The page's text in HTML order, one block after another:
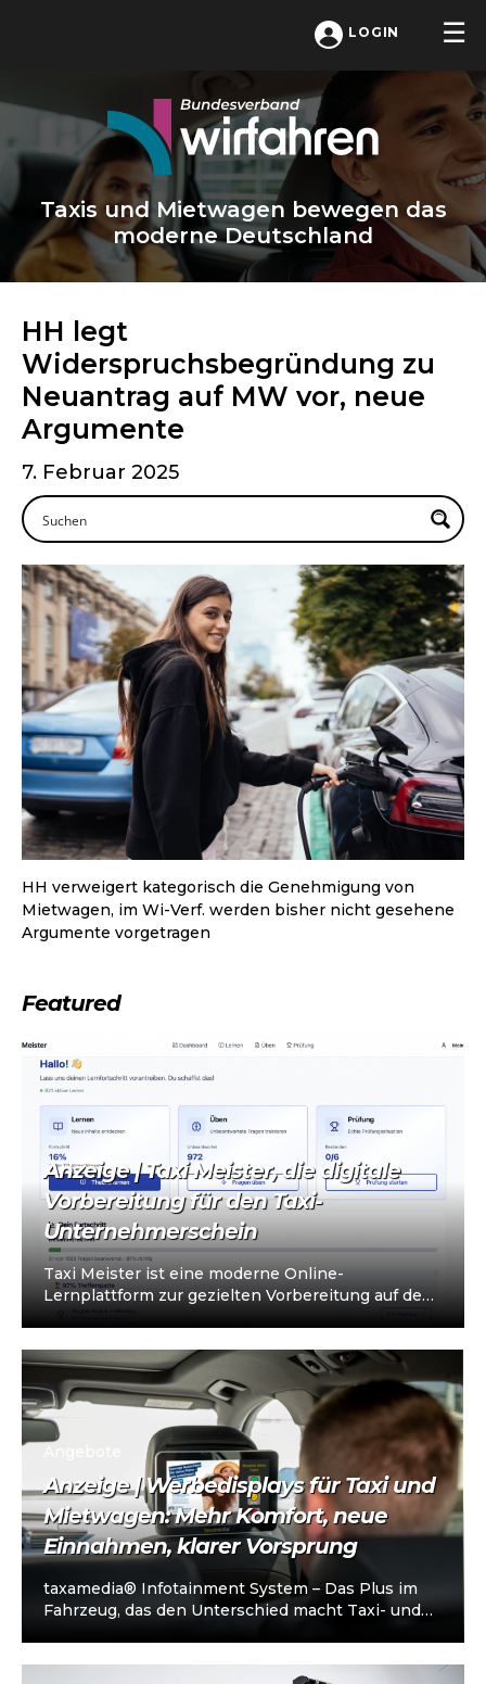
LOGIN
Taxis und Mietwagen bewegen das
moderne Deutschland
HH legt
Widerspruchsbegründung zu
Neuantrag auf MW vor, neue
Argumente
7. Februar 2025
HH verweigert kategorisch die Genehmigung von
Mietwagen, im Wi-Verf. werden bisher nicht gesehene
Argumente vorgetragen
Featured
Anzeige | Taxi Meister, die digitale
Vorbereitung für den Taxi-
Unternehmerschein
Taxi Meister ist eine moderne Online-
Lernplattform zur gezielten Vorbereitung auf den
Anzeige | Werbedisplays für Taxi und
Mietwagen: Mehr Komfort, neue
Einnahmen, klarer Vorsprung
taxamedia® Infotainment System – Das Plus im
Fahrzeug, das den Unterschied macht Taxi- und